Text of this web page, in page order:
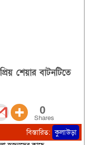
শেয়ার বাটনটিতে
0
Shares
বিস্তারিত: কুলাউড়া